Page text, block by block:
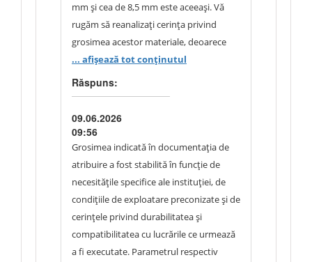
mm și cea de 8,5 mm este aceeași. Vă
rugăm să reanalizați cerința privind
grosimea acestor materiale, deoarece
majoritatea producătorilor fabrică
materiale cu grosimea de 7–8 mm. Vă
mulțumim.
... afișează tot conținutul
Răspuns:
09.06.2026
09:56
Grosimea indicată în documentația de
atribuire a fost stabilită în funcție de
necesitățile specifice ale instituției, de
condițiile de exploatare preconizate și de
cerințele privind durabilitatea și
compatibilitatea cu lucrările ce urmează
a fi executate. Parametrul respectiv